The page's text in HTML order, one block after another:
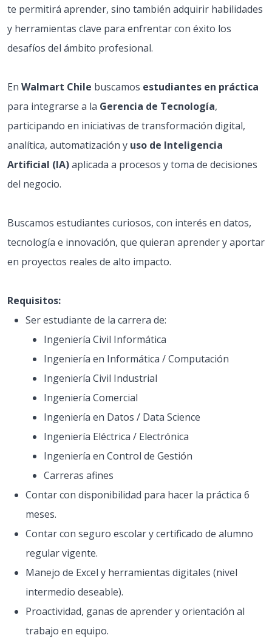
te permitirá aprender, sino también adquirir habilidades
y herramientas clave para enfrentar con éxito los
desafíos del ámbito profesional.
En Walmart Chile buscamos estudiantes en práctica
para integrarse a la Gerencia de Tecnología,
participando en iniciativas de transformación digital,
analítica, automatización y uso de Inteligencia
Artificial (IA)aplicada a procesos y toma de decisiones
del negocio.
Buscamos estudiantes curiosos, con interés en datos,
tecnología e innovación, que quieran aprender y aportar
en proyectos reales de alto impacto.
Requisitos:
Ser estudiante de la carrera de:
Ingeniería Civil Informática
Ingeniería en Informática / Computación
Ingeniería Civil Industrial
Ingeniería Comercial
Ingeniería en Datos / Data Science
Ingeniería Eléctrica / Electrónica
Ingeniería en Control de Gestión
Carreras afines
Contar con disponibilidad para hacer la práctica 6
meses.
Contar con seguro escolar y certificado de alumno
regular vigente.
Manejo de Excel y herramientas digitales (nivel
intermedio deseable).
Proactividad, ganas de aprender y orientación al
trabajo en equipo.